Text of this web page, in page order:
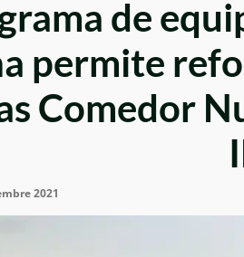
de
permite
Comedor
2021